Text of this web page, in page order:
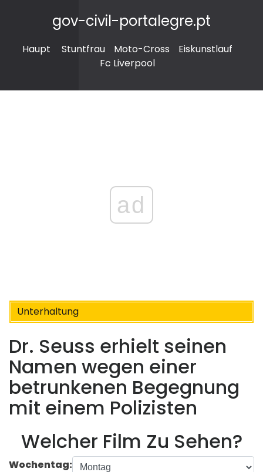
gov-civil-portalegre.pt
Haupt Stuntfrau Moto-Cross
Eiskunstlauf
Fc Liverpool
ad
Unterhaltung
Dr. Seuss erhielt seinen
Namen wegen einer
betrunkenen Begegnung
mit einem Polizisten
Welcher Film Zu Sehen?
Wochentag: